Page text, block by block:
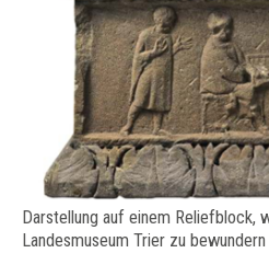
Darstellung auf einem Reliefblock,
Landesmuseum Trier zu bewundern